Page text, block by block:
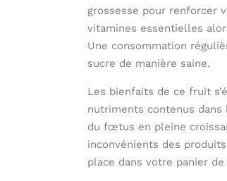
grossesse pour renforcer
vitamines essentielles
Une consommation
sucre de manière saine.
Les bienfaits de ce fruit
nutriments contenus
du fœtus en pleine
inconvénients des
place dans votre panier